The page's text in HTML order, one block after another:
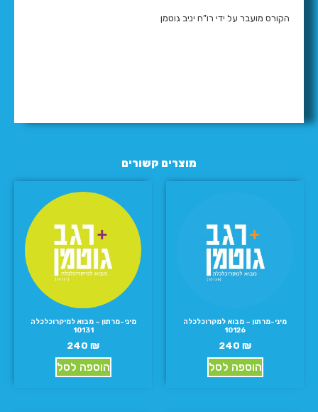
מוצרים קשורים
מיני-מרתון – מבוא למקרוכלכלה
10126
240 ₪
הוספה לסל
מיני-מרתון – מבוא למיקרוכלכלה
10131
240 ₪
הוספה לסל
הקורס מועבר על ידי רו”ח יניב גוטמן